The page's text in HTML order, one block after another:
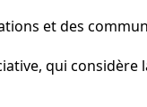
et des
qui